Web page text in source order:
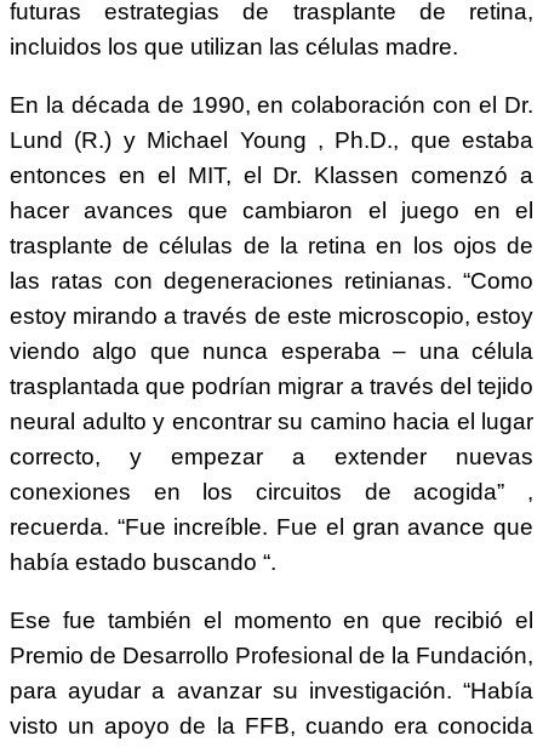
futuras estrategias de trasplante de retina,
incluidos los que utilizan las células madre.
En la década de 1990, en colaboración con el Dr.
Lund (R.) y Michael Young , Ph.D., que estaba
entonces en el MIT, el Dr. Klassen comenzó a
hacer avances que cambiaron el juego en el
trasplante de células de la retina en los ojos de
las ratas con degeneraciones retinianas. “Como
estoy mirando a través de este microscopio, estoy
viendo algo que nunca esperaba – una célula
trasplantada que podrían migrar a través del tejido
neural adulto y encontrar su camino hacia el lugar
correcto, y empezar a extender nuevas
conexiones en los circuitos de acogida” ,
recuerda. “Fue increíble. Fue el gran avance que
había estado buscando “.
Ese fue también el momento en que recibió el
Premio de Desarrollo Profesional de la Fundación,
para ayudar a avanzar su investigación. “Había
visto un apoyo de la FFB, cuando era conocida